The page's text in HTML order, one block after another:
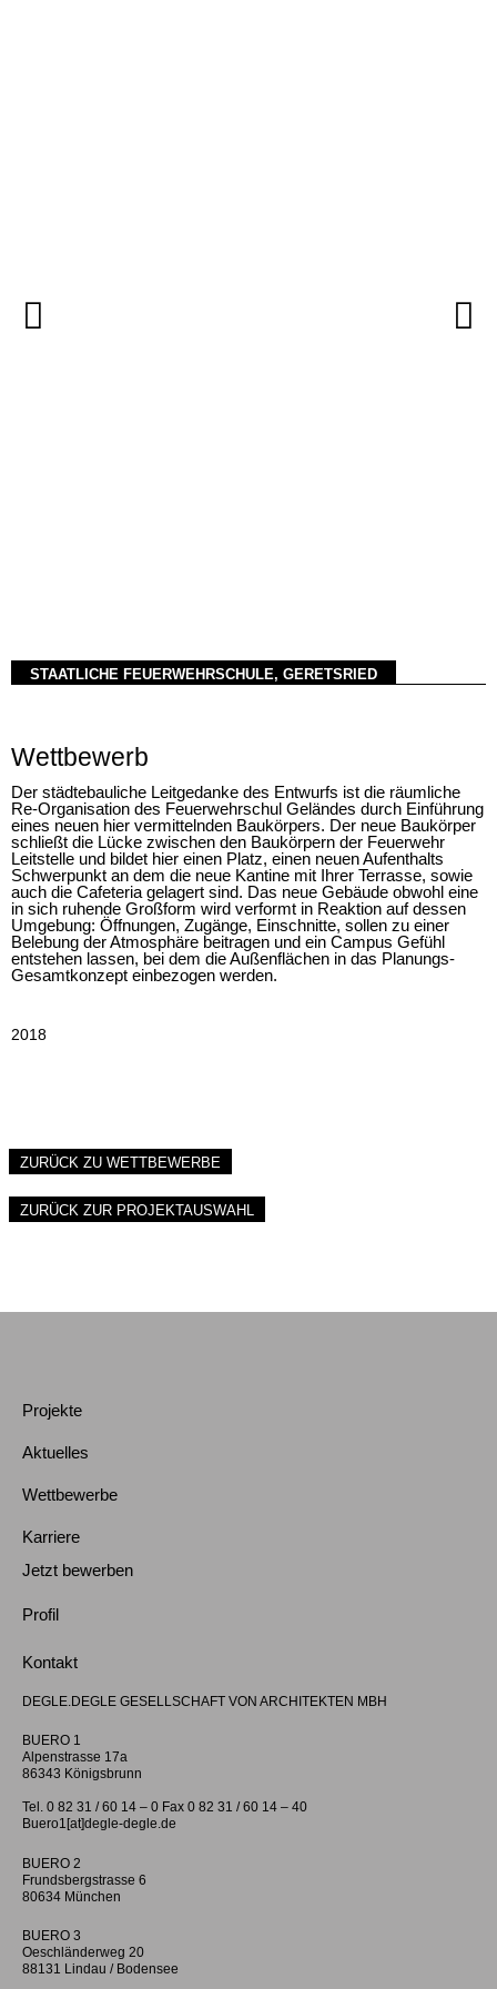
STAATLICHE FEUERWEHRSCHULE, GERETSRIED
Wettbewerb
Der städtebauliche Leitgedanke des Entwurfs ist die räumliche
Re-Organisation des Feuerwehrschul Geländes durch Einführung
eines neuen hier vermittelnden Baukörpers. Der neue Baukörper
schließt die Lücke zwischen den Baukörpern der Feuerwehr
Leitstelle und bildet hier einen Platz, einen neuen Aufenthalts
Schwerpunkt an dem die neue Kantine mit Ihrer Terrasse, sowie
auch die Cafeteria gelagert sind. Das neue Gebäude obwohl eine
in sich ruhende Großform wird verformt in Reaktion auf dessen
Umgebung: Öffnungen, Zugänge, Einschnitte, sollen zu einer
Belebung der Atmosphäre beitragen und ein Campus Gefühl
entstehen lassen, bei dem die Außenflächen in das Planungs-
Gesamtkonzept einbezogen werden.
2018
ZURÜCK ZU WETTBEWERBE
ZURÜCK ZUR PROJEKTAUSWAHL
Projekte
Aktuelles
Wettbewerbe
Karriere
Jetzt bewerben
Profil
Kontakt
DEGLE.DEGLE GESELLSCHAFT VON ARCHITEKTEN MBH
BUERO 1
Alpenstrasse 17a
86343 Königsbrunn
Tel. 0 82 31 / 60 14 – 0 Fax 0 82 31 / 60 14 – 40
Buero1[at]degle-degle.de
BUERO 2
Frundsbergstrasse 6
80634 München
BUERO 3
Oeschländerweg 20
88131 Lindau / Bodensee